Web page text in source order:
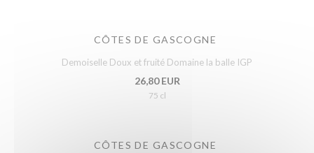
CÔTES DE GASCOGNE
Demoiselle Doux et fruité Domaine la balle IGP
26,80 EUR
75 cl
CÔTES DE GASCOGNE